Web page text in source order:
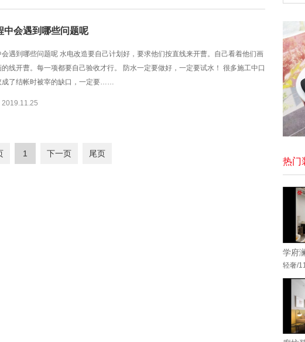
中会遇到哪些问题呢
遇到哪些问题呢 水电改造要自己计划好，要求他们按直线来开曹。自己看着他们画
线开曹。每一项都要自己验收才行。 防水一定要做好，一定要试水！ 很多施工中口
成了结帐时被宰的缺口，一定要……
2019.11.25
1 下一页 尾页
热门
学府
轻奢/